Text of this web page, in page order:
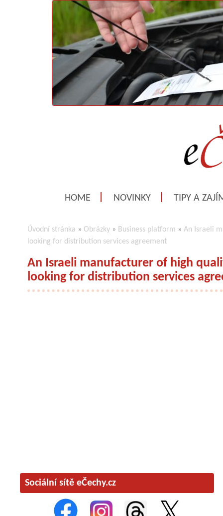
HOME NOVINKY TIPY A
Úvodní stránka » Obrázky » Business platform » An Israeli
looking for distribution services agreement
An Israeli manufacturer of high
looking for distribution services
Sociální sítě eČechy.cz